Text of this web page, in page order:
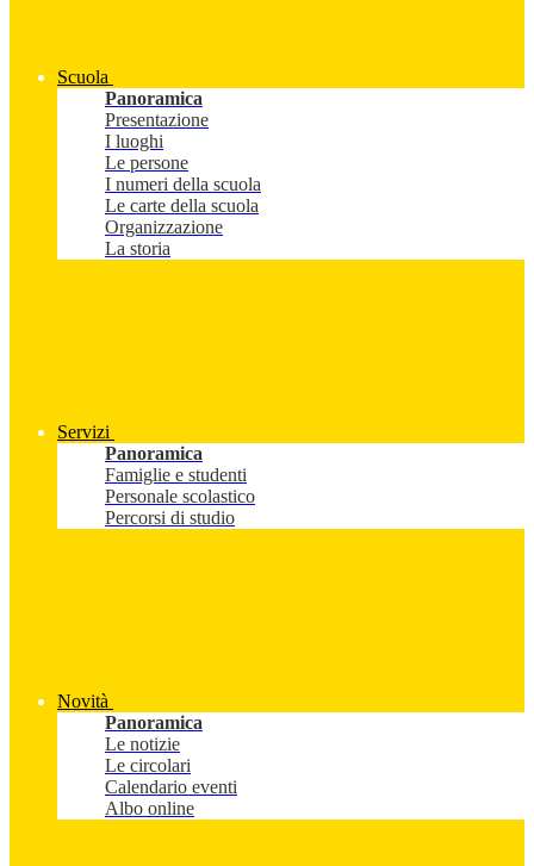
Scuola
Panoramica
Presentazione
I luoghi
Le persone
I numeri della scuola
Le carte della scuola
Organizzazione
La storia
Servizi
Panoramica
Famiglie e studenti
Personale scolastico
Percorsi di studio
Novità
Panoramica
Le notizie
Le circolari
Calendario eventi
Albo online